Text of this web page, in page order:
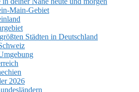
Main-Gebiet
Städten in Deutschland
2026